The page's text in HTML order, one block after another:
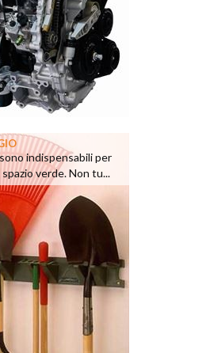
indispensabili per
verde. Non tu...